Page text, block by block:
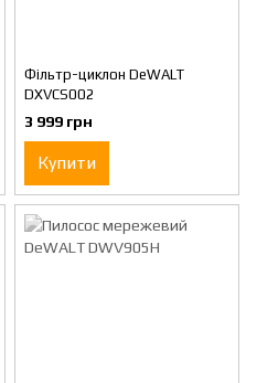
Фільтр-циклон DeWALT
DXVCS002
3 999 грн
Купити